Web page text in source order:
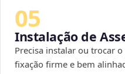
05
Instalação de
Precisa instalar ou trocar
fixação firme e bem